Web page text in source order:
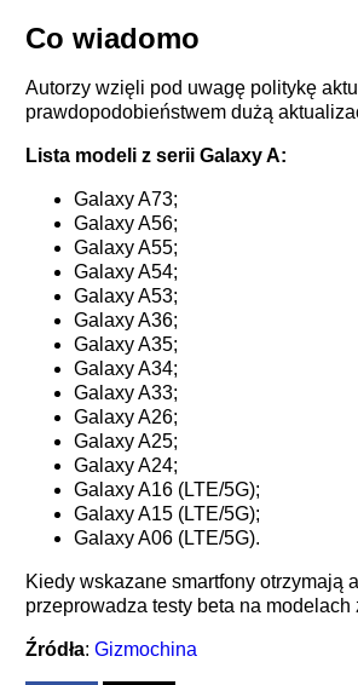
Co wiadomo
Autorzy wzięli pod uwagę politykę
prawdopodobieństwem dużą
Lista modeli z serii Galaxy A:
Galaxy A73;
Galaxy A56;
Galaxy A55;
Galaxy A54;
Galaxy A53;
Galaxy A36;
Galaxy A35;
Galaxy A34;
Galaxy A33;
Galaxy A26;
Galaxy A25;
Galaxy A24;
Galaxy A16 (LTE/5G);
Galaxy A15 (LTE/5G);
Galaxy A06 (LTE/5G).
Kiedy wskazane smartfony
przeprowadza testy beta na
Źródła: Gizmochina